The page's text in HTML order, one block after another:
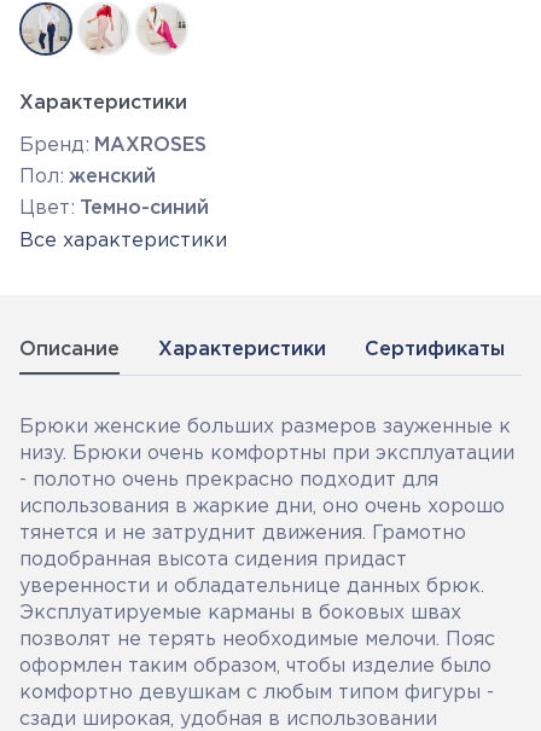
Характеристики
Бренд: MAXROSES
Пол: женский
Цвет:
Темно-синий
Все характеристики
Описание Характеристики Сертификаты
Брюки женские больших размеров зауженные к
низу. Брюки очень комфортны при эксплуатации
- полотно очень прекрасно подходит для
использования в жаркие дни, оно очень хорошо
тянется и не затруднит движения. Грамотно
подобранная высота сидения придаст
уверенности и обладательнице данных брюк.
Эксплуатируемые карманы в боковых швах
позволят не терять необходимые мелочи. Пояс
оформлен таким образом, чтобы изделие было
комфортно девушкам с любым типом фигуры -
сзади широкая, удобная в использовании